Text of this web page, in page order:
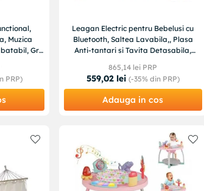
Muzica
Gri,
PRP)
Leagan Electric pentru Bebelusi cu
Bluetooth, Saltea Lavabila,, Plasa
Anti-tantari si Tavita Detasabila,
865,14 lei PRP
559,02 lei (-35%din PRP)
Adauga in cos